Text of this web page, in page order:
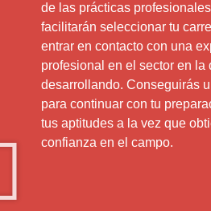
de las prácticas
facilitarán seleccionar tu
entrar en contacto con una
profesional en el sector en la
desarrollando. Conseguirás
para continuar con tu
tus aptitudes a la vez que
confianza en el campo.